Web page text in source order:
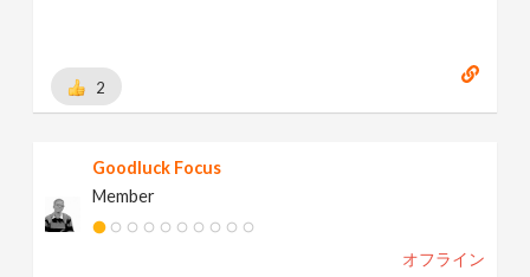
2
Goodluck Focus
Member
オフライン